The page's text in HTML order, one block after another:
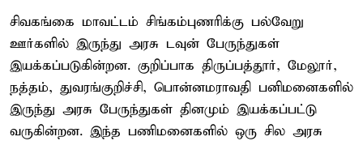
சிவகங்கை மாவட்டம் சிங்கம்புணரிக்கு பல்வேறு
ஊர்களில் இருந்து அரசு டவுன் பேருந்துகள்
இயக்கப்படுகின்றன. குறிப்பாக திருப்பத்தூர், மேலூர்,
நத்தம், துவரங்குறிச்சி, பொன்னமராவதி பனிமனைகளில்
இருந்து அரசு பேருந்துகள் தினமும் இயக்கப்பட்டு
வருகின்றன. இந்த பணிமனைகளில் ஒரு சில அரசு